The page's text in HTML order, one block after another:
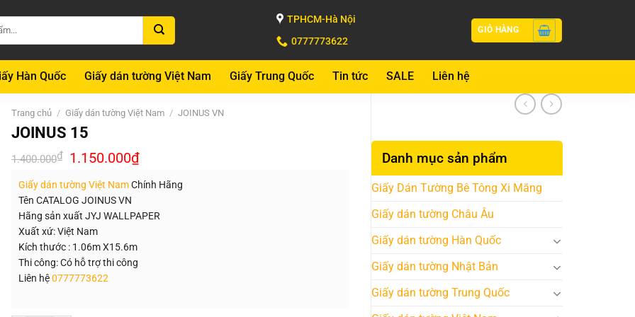
TPHCM-Hà Nội
0777773622
GIỎ HÀNG
Hàn Quốc Giấy dán tường Việt Nam Giấy Trung Quốc Tin tức SALE Liên hệ
Danh mục sản phẩm
Giấy Dán Tường Bê Tông Xi Măng
Giấy dán tường Châu Âu
Giấy dán tường Hàn Quốc
Giấy dán tường Nhật Bản
Giấy dán tường Trung Quốc
Trang chủ / Giấy dán tường Việt Nam / JOINUS VN
JOINUS 15
1.400.000₫ Giá
gốc
1.400.000₫.
1.150.000₫Giá
hiện
là:
Giấy dán tường Việt NamChính Hãng
Tên CATALOG JOINUS VN
Hãng sản xuất JYJ WALLPAPER
Xuất xứ: Việt Nam
Kích thước : 1.06m X15.6m
Thi công: Có hỗ trợ thi công
Liên hệ0777773622